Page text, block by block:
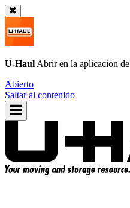
U-Haul Abrir en la aplicación de
Abierto
Saltar al contenido